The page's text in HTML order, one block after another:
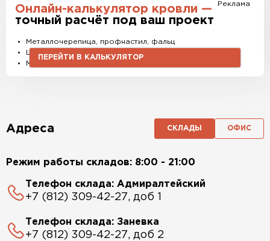
Реклама
Онлайн-калькулятор кровли —
точный расчёт под ваш проект
Металлочерепица, профнастил, фальц
Штакетник, водостоки и софиты
Материалы и комплектующие
ПЕРЕЙТИ В КАЛЬКУЛЯТОР
Адреса СКЛАДЫ ОФИС
Режим работы складов: 8:00 - 21:00
Телефон склада: Адмиралтейский
+7 (812) 309-42-27, доб 1
Телефон склада: Заневка
+7 (812) 309-42-27, доб 2